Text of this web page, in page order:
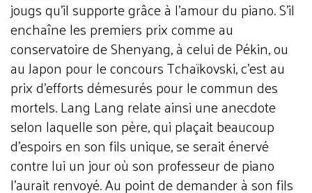
jougs qu'il supporte grâce à l'amour du piano. S'il
enchaîne les premiers prix comme au
conservatoire de Shenyang, à celui de Pékin, ou
au Japon pour le concours Tchaïkovski, c'est au
prix d'efforts démesurés pour le commun des
mortels. Lang Lang relate ainsi une anecdote
selon laquelle son père, qui plaçait beaucoup
d'espoirs en son fils unique, se serait énervé
contre lui un jour où son professeur de piano
l'aurait renvoyé. Au point de demander à son fils